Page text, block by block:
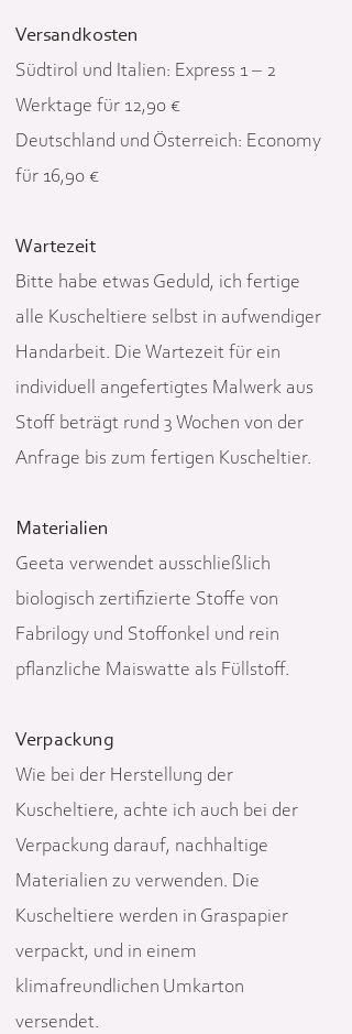
Versandkosten
Südtirol und Italien: Express 1 – 2
Werktage für 12,90 €
Deutschland und Österreich: Economy
für 16,90 €
Wartezeit
Bitte habe etwas Geduld, ich fertige
alle Kuscheltiere selbst in aufwendiger
Handarbeit. Die Wartezeit für ein
individuell angefertigtes Malwerk aus
Stoff beträgt rund 3 Wochen von der
Anfrage bis zum fertigen Kuscheltier.
Materialien
Geeta verwendet ausschließlich
biologisch zertifizierte Stoffe von
Fabrilogy und Stoffonkel und rein
pflanzliche Maiswatte als Füllstoff.
Verpackung
Wie bei der Herstellung der
Kuscheltiere, achte ich auch bei der
Verpackung darauf, nachhaltige
Materialien zu verwenden. Die
Kuscheltiere werden in Graspapier
verpackt, und in einem
klimafreundlichen Umkarton
versendet.